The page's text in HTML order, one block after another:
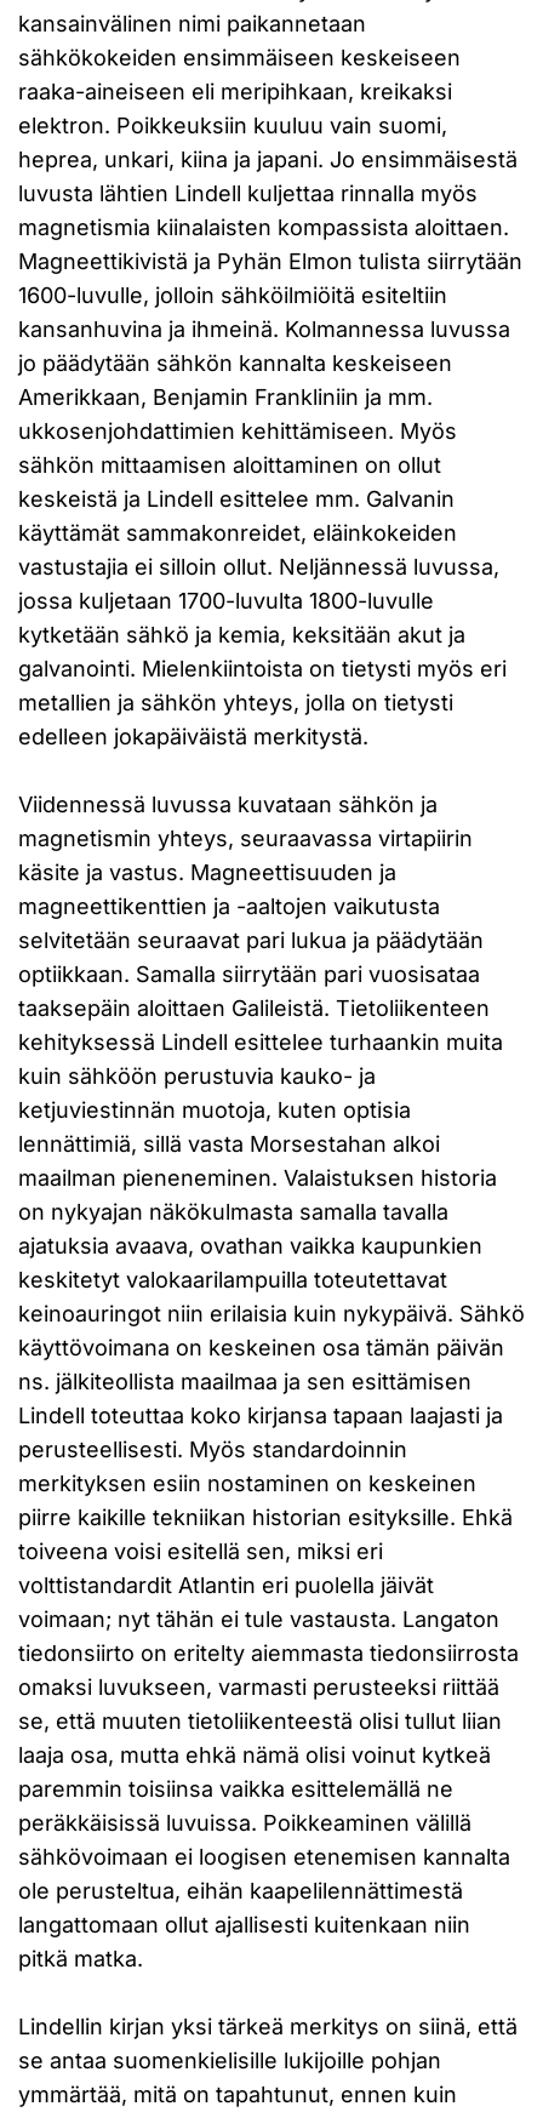
kansainvälinen nimi paikannetaan
sähkökokeiden ensimmäiseen keskeiseen
raaka-aineiseen eli meripihkaan, kreikaksi
elektron. Poikkeuksiin kuuluu vain suomi,
heprea, unkari, kiina ja japani. Jo ensimmäisestä
luvusta lähtien Lindell kuljettaa rinnalla myös
magnetismia kiinalaisten kompassista aloittaen.
Magneettikivistä ja Pyhän Elmon tulista siirrytään
1600-luvulle, jolloin sähköilmiöitä esiteltiin
kansanhuvina ja ihmeinä. Kolmannessa luvussa
jo päädytään sähkön kannalta keskeiseen
Amerikkaan, Benjamin Frankliniin ja mm.
ukkosenjohdattimien kehittämiseen. Myös
sähkön mittaamisen aloittaminen on ollut
keskeistä ja Lindell esittelee mm. Galvanin
käyttämät sammakonreidet, eläinkokeiden
vastustajia ei silloin ollut. Neljännessä luvussa,
jossa kuljetaan 1700-luvulta 1800-luvulle
kytketään sähkö ja kemia, keksitään akut ja
galvanointi. Mielenkiintoista on tietysti myös eri
metallien ja sähkön yhteys, jolla on tietysti
edelleen jokapäiväistä merkitystä.
Viidennessä luvussa kuvataan sähkön ja
magnetismin yhteys, seuraavassa virtapiirin
käsite ja vastus. Magneettisuuden ja
magneettikenttien ja -aaltojen vaikutusta
selvitetään seuraavat pari lukua ja päädytään
optiikkaan. Samalla siirrytään pari vuosisataa
taaksepäin aloittaen Galileistä. Tietoliikenteen
kehityksessä Lindell esittelee turhaankin muita
kuin sähköön perustuvia kauko- ja
ketjuviestinnän muotoja, kuten optisia
lennättimiä, sillä vasta Morsestahan alkoi
maailman pieneneminen. Valaistuksen historia
on nykyajan näkökulmasta samalla tavalla
ajatuksia avaava, ovathan vaikka kaupunkien
keskitetyt valokaarilampuilla toteutettavat
keinoauringot niin erilaisia kuin nykypäivä. Sähkö
käyttövoimana on keskeinen osa tämän päivän
ns. jälkiteollista maailmaa ja sen esittämisen
Lindell toteuttaa koko kirjansa tapaan laajasti ja
perusteellisesti. Myös standardoinnin
merkityksen esiin nostaminen on keskeinen
piirre kaikille tekniikan historian esityksille. Ehkä
toiveena voisi esitellä sen, miksi eri
volttistandardit Atlantin eri puolella jäivät
voimaan; nyt tähän ei tule vastausta. Langaton
tiedonsiirto on eritelty aiemmasta tiedonsiirrosta
omaksi luvukseen, varmasti perusteeksi riittää
se, että muuten tietoliikenteestä olisi tullut liian
laaja osa, mutta ehkä nämä olisi voinut kytkeä
paremmin toisiinsa vaikka esittelemällä ne
peräkkäisissä luvuissa. Poikkeaminen välillä
sähkövoimaan ei loogisen etenemisen kannalta
ole perusteltua, eihän kaapelilennättimestä
langattomaan ollut ajallisesti kuitenkaan niin
pitkä matka.
Lindellin kirjan yksi tärkeä merkitys on siinä, että
se antaa suomenkielisille lukijoille pohjan
ymmärtää, mitä on tapahtunut, ennen kuin